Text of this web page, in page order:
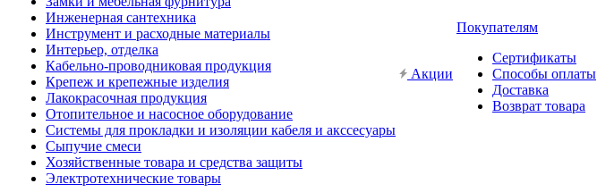
Инженерная сантехника
Инструмент и расходные материалы
Интерьер, отделка
Кабельно-проводниковая продукция
Крепеж и крепежные изделия
Лакокрасочная продукция
Отопительное и насосное оборудование
Системы для прокладки и изоляции кабеля и акссесуары
Сыпучие смеси
Хозяйственные товара и средства защиты
Электротехнические товары
Акции
Покупателям
Сертификаты
Способы оплаты
Доставка
Возврат товара